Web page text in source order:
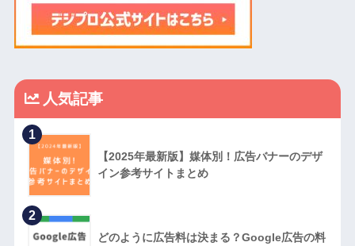
人気記事
1
【2025年最新版】媒体別！広告バナーのデザ
イン参考サイトまとめ
2
どのように広告料は決まる？Google広告の料